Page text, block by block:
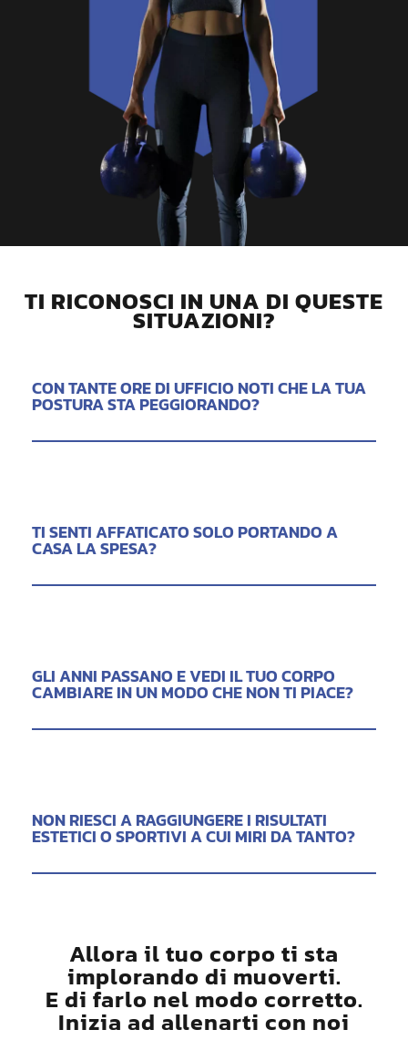
TI RICONOSCI IN UNA DI QUESTE
SITUAZIONI?
CON TANTE ORE DI UFFICIO NOTI CHE LA TUA
POSTURA STA PEGGIORANDO?
TI SENTI AFFATICATO SOLO PORTANDO A
CASA LA SPESA?
GLI ANNI PASSANO E VEDI IL TUO CORPO
CAMBIARE IN UN MODO CHE NON TI PIACE?
NON RIESCI A RAGGIUNGERE I RISULTATI
ESTETICI O SPORTIVI A CUI MIRI DA TANTO?
Allora il tuo corpo ti sta
implorando di muoverti.
E di farlo nel modo corretto.
Inizia ad allenarti con noi